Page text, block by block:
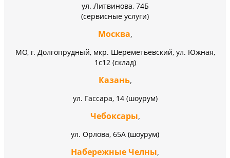
ул. Литвинова, 74Б
(сервисные услуги)
Москва,
МО, г. Долгопрудный, мкр. Шереметьевский, ул. Южная,
1с12 (склад)
Казань,
ул. Гассара, 14 (шоурум)
Чебоксары,
ул. Орлова, 65А (шоурум)
Набережные Челны,